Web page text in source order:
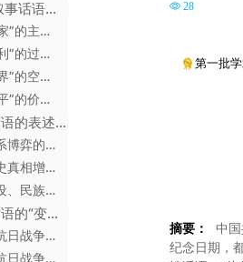
话语的高频词分析
的主体话语明确反侵略的使命担当
的过程话语阐述伟大抗战精神的历史伟力
的空间话语拓展抗日战争的认识视野
的价值话语凸显中华民族以史为鉴的觉悟
的表述变化
弈的政治格局展开话语叙事
相增强叙事话语的共识认同
民族复兴伟业提升叙事话语的思想境界
的“变与不变”
战争叙事话语的“变”
战争叙事话语的“不变”
28
第一批
摘要：
中
纪念日期，